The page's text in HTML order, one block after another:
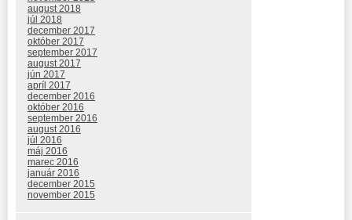
august 2018
júl 2018
december 2017
október 2017
september 2017
august 2017
jún 2017
apríl 2017
december 2016
október 2016
september 2016
august 2016
júl 2016
máj 2016
marec 2016
január 2016
december 2015
november 2015